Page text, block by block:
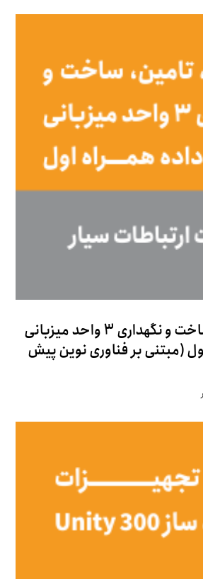
طراحی، تامین، ساخت و نگهداری ۳ واحد میزبانی
(مبتنی بر فناوری نوین پیش